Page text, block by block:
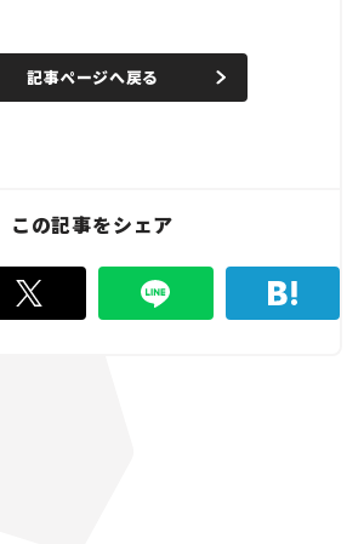
n
e
d
%
記事ページへ戻る
この記事をシェア